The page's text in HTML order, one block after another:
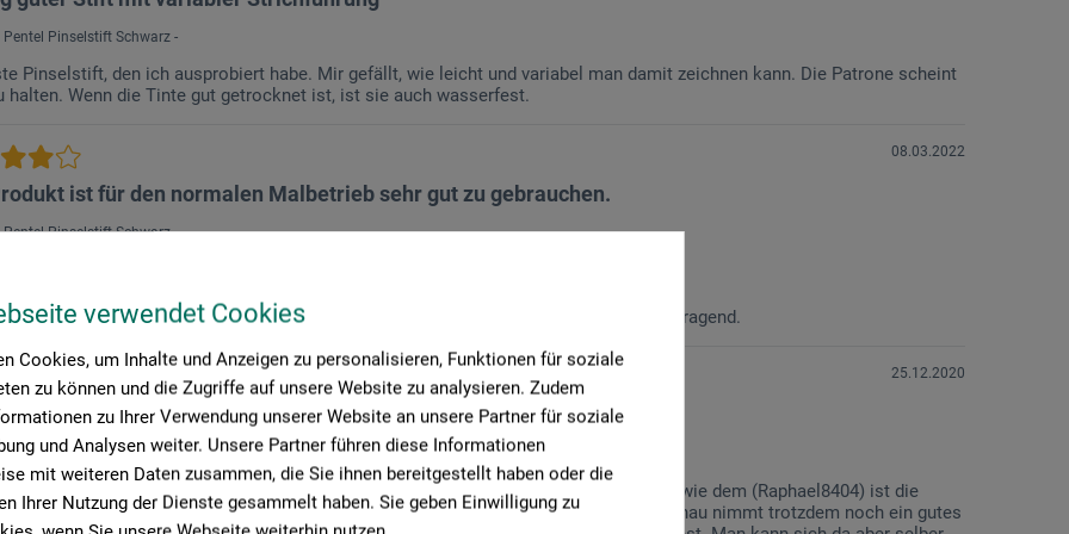
verwendet Cookies
Cookies, um Inhalte und Anzeigen zu personalisieren, Funktionen für soziale
zu können und die Zugriffe auf unsere Website zu analysieren. Zudem
zu Ihrer Verwendung unserer Website an unsere Partner für soziale
und Analysen weiter. Unsere Partner führen diese Informationen
mit weiteren Daten zusammen, die Sie ihnen bereitgestellt haben oder die
Ihrer Nutzung der Dienste gesammelt haben. Sie geben Einwilligung zu
Pentel Pinselstift Schwarz -
Pinselstift, den ich ausprobiert habe. Mir gefällt, wie leicht und variabel man damit zeichnen kann. Die Patrone scheint
halten. Wenn die Tinte gut getrocknet ist, ist sie auch wasserfest.
08.03.2022
ist für den normalen Malbetrieb sehr gut zu gebrauchen.
Pinselstift Schwarz -
hat meine Erwartungen voll erfüllt. Die Variabilität in der Strichführung ist hervorragend.
25.12.2020
einstiegsprodukt mit einem unerwartetem Problem.
Pinselstift Schwarz -
der für den Einstieg recht gut zu gebrauchen ist. Im Gegensatz zu einem Pinsel wie dem (Raphael8404) ist die
der Strichführung leider nicht so leicht einzuhalten aber wenn man es nicht so genau nimmt trotzdem noch ein gutes